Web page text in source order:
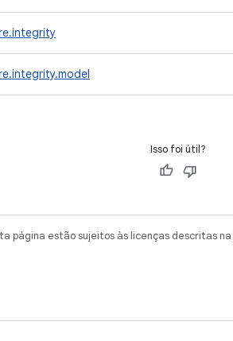
Isso foi útil?
página estão sujeitos às licenças descritas na